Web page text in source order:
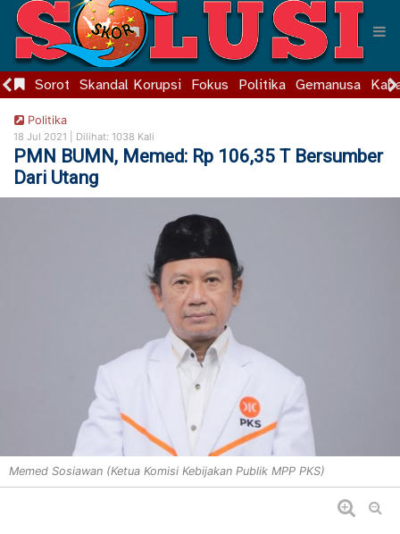
Sorot Skandal Korupsi Fokus Politika Gemanusa
Politika
18 Jul 2021 | Dilihat: 1038 Kali
PMN BUMN, Memed: Rp 106,35 T Bersumber
Dari Utang
Memed Sosiawan (Ketua Komisi Kebijakan Publik MPP PKS)